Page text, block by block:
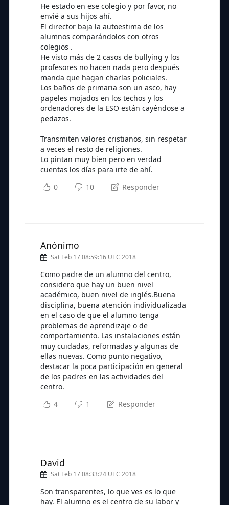
He estado en ese colegio y por favor, no
envié a sus hijos ahí.
El director baja la autoestima de los
alumnos comparándolos con otros
colegios .
He visto más de 2 casos de bullying y los
profesores no hacen nada pero después
manda que hagan charlas policiales.
Los baños de primaria son un asco, hay
papeles mojados en los techos y los
ordenadores de la ESO están cayéndose a
pedazos.
Transmiten valores cristianos, sin respetar
a veces el resto de religiones.
Lo pintan muy bien pero en verdad
cuentas los días para irte de ahí.
0
10 Responder
Anónimo
Sat Feb 17 08:59:16 UTC 2018
Como padre de un alumno del centro,
considero que hay un buen nivel
académico, buen nivel de inglés.Buena
disciplina, buena atención individualizada
en el caso de que el alumno tenga
problemas de aprendizaje o de
comportamiento. Las instalaciones están
muy cuidadas, reformadas y algunas de
ellas nuevas. Como punto negativo,
destacar la poca participación en general
de los padres en las actividades del
centro.
4
1 Responder
David
Sat Feb 17 08:33:24 UTC 2018
Son transparentes, lo que ves es lo que
hay. El alumno es el centro de su labor y